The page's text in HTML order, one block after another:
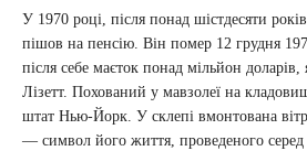
У 1970 році, після понад шістдесяти
пішов на пенсію. Він помер 12 грудня
після себе маєток понад мільйон
Лізетт. Похований у мавзолеї на
штат Нью-Йорк. У склепі вмонтована
— символ його життя, проведеного серед